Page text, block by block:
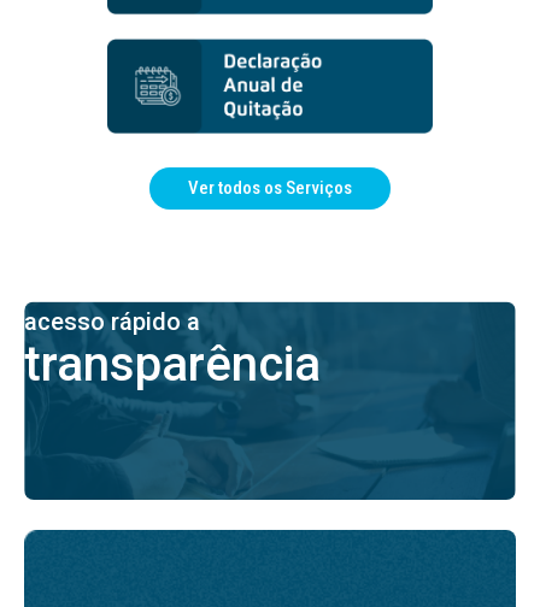
Ver todos os Serviços
acesso rápido a
transparência